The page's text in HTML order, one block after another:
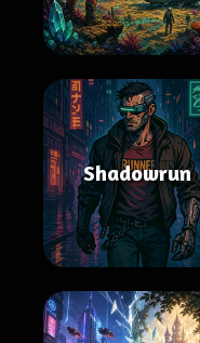
Shadowrun